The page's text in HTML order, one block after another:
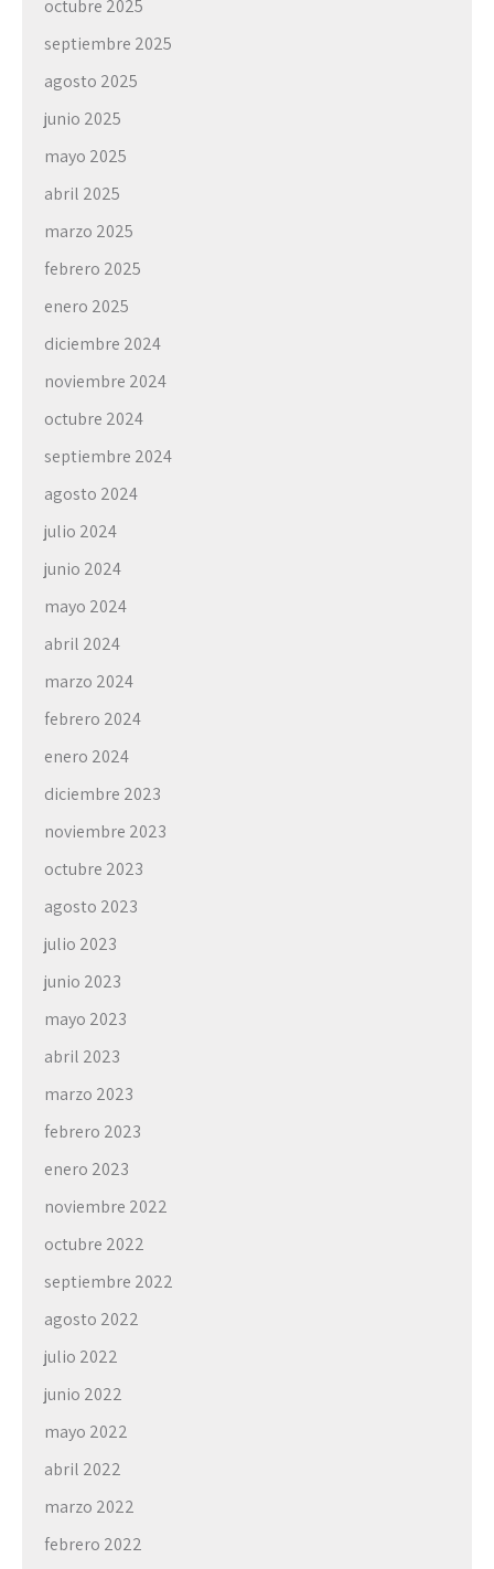
octubre 2025
septiembre 2025
agosto 2025
junio 2025
mayo 2025
abril 2025
marzo 2025
febrero 2025
enero 2025
diciembre 2024
noviembre 2024
octubre 2024
septiembre 2024
agosto 2024
julio 2024
junio 2024
mayo 2024
abril 2024
marzo 2024
febrero 2024
enero 2024
diciembre 2023
noviembre 2023
octubre 2023
agosto 2023
julio 2023
junio 2023
mayo 2023
abril 2023
marzo 2023
febrero 2023
enero 2023
noviembre 2022
octubre 2022
septiembre 2022
agosto 2022
julio 2022
junio 2022
mayo 2022
abril 2022
marzo 2022
febrero 2022